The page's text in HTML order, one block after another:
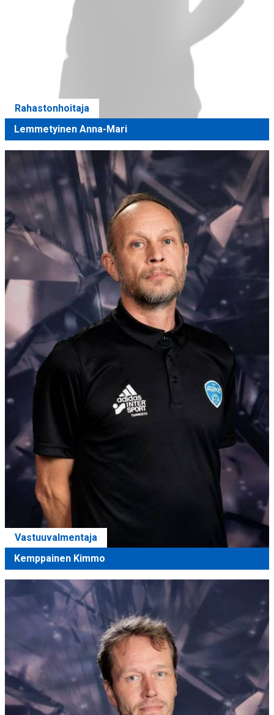
Rahastonhoitaja
Lemmetyinen Anna-Mari
Vastuuvalmentaja
Kemppainen Kimmo